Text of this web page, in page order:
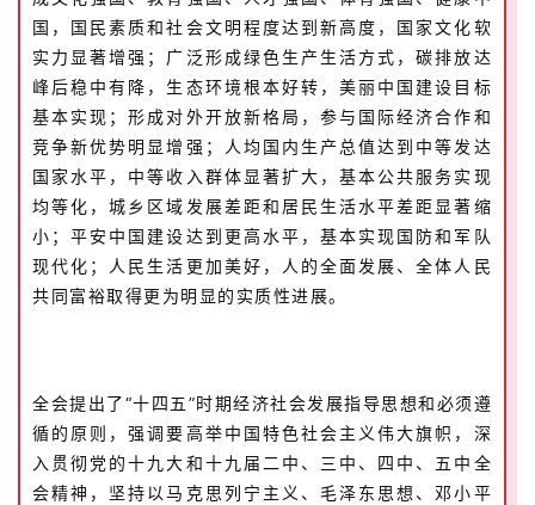
国，国民素质和社会文明程度达到新高度，国家文化软
实力显著增强；广泛形成绿色生产生活方式，碳排放达
峰后稳中有降，生态环境根本好转，美丽中国建设目标
基本实现；形成对外开放新格局，参与国际经济合作和
竞争新优势明显增强；人均国内生产总值达到中等发达
国家水平，中等收入群体显著扩大，基本公共服务实现
均等化，城乡区域发展差距和居民生活水平差距显著缩
小；平安中国建设达到更高水平，基本实现国防和军队
现代化；人民生活更加美好，人的全面发展、全体人民
共同富裕取得更为明显的实质性进展。
全会提出了“十四五”时期经济社会发展指导思想和必须遵
循的原则，强调要高举中国特色社会主义伟大旗帜，深
入贯彻党的十九大和十九届二中、三中、四中、五中全
会精神，坚持以马克思列宁主义、毛泽东思想、邓小平